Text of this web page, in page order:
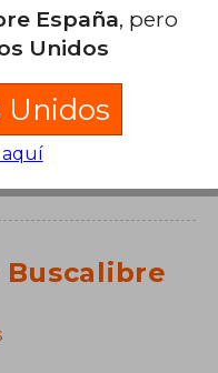
el libro?
propia pregunta.
España, pero
Unidos
Unidos